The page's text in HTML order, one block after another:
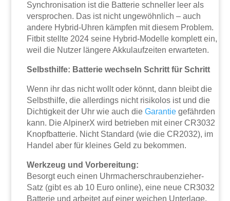
Synchronisation ist die Batterie schneller leer als
versprochen. Das ist nicht ungewöhnlich – auch
andere Hybrid-Uhren kämpfen mit diesem Problem.
Fitbit stellte 2024 seine Hybrid-Modelle komplett ein,
weil die Nutzer längere Akkulaufzeiten erwarteten.
Selbsthilfe: Batterie wechseln Schritt für Schritt
Wenn ihr das nicht wollt oder könnt, dann bleibt die
Selbsthilfe, die allerdings nicht risikolos ist und die
Dichtigkeit der Uhr wie auch dieGarantie gefährden
kann. Die AlpinerX wird betrieben mit einer CR3032
Knopfbatterie. Nicht Standard (wie die CR2032), im
Handel aber für kleines Geld zu bekommen.
Werkzeug und Vorbereitung:
Besorgt euch einen Uhrmacherschraubenzieher-
Satz (gibt es ab 10 Euro online), eine neue CR3032
Batterie und arbeitet auf einer weichen Unterlage.